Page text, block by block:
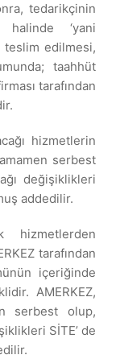
tedarikçinin
‘yani
teslim edilmesi,
taahhüt
tarafından
hizmetlerin
serbest
değişiklikleri
addedilir.
hizmetlerden
tarafından
içeriğinde
AMERKEZ,
serbest olup,
SİTE’ de